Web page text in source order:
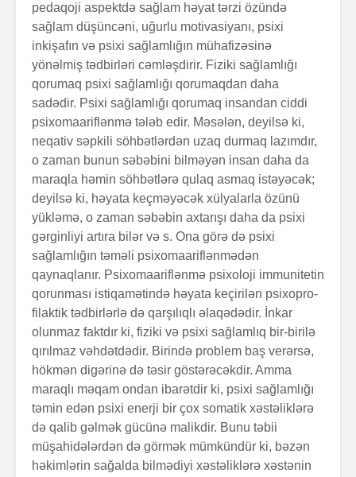
pedaqoji aspektdə sağ­lam həyat tərzi özündə
sağlam düşüncəni, uğurlu moti­va­siyanı, psixi
inkişafın və psixi sağlamlığın mühafizə­sinə
yönəlmiş tədbirləri cəmləşdirir. Fiziki sağlamlığı
qorumaq psixi sağlamlığı qorumaqdan daha
sadədir. Psixi sağlamlığı qorumaq insandan ciddi
psixomaariflən­mə tələb edir. Məsələn, deyilsə ki,
neqativ səpkili söh­bətlərdən uzaq durmaq lazımdır,
o zaman bunun səbə­bini bilməyən insan daha da
maraqla həmin söhbətlərə qulaq asmaq istəyəcək;
deyilsə ki, həyata keçməyəcək xülyalarla özünü
yüklə­mə, o zaman səbəbin axtarışı daha da psixi
gərginliyi artıra bilər və s. Ona görə də psixi
sağlamlığın təməli psixomaariflənmə­dən
qaynaqlanır. Psixomaarif­lənmə psixoloji immunite­tin
qo­run­ması istiqa­mə­tində həyata keçirilən psixopro­
filak­tik tədbirlərlə də qarşılıqlı əlaqədədir. İnkar
olunmaz faktdır ki, fiziki və psixi sağ­lam­lıq bir-birilə
qırılmaz vəhdətdə­dir. Birində probl­em baş verərsə,
hökmən digərinə də təsir göstərə­cək­dir. Amma
maraqlı məqam ondan ibarət­dir ki, psixi sağlam­lı­ğı
təmin edən psixi enerji bir çox somatik xəstə­liklərə
də qalib gəlmək gücünə malikdir. Bunu təbii
müşahidələr­dən də görmək mümkündür ki, bəzən
hə­kim­lərin sağalda bilmədiyi xəstəliklərə xəstənin